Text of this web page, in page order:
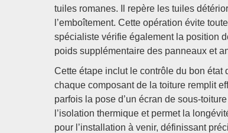
tuiles romanes. Il repère les tuiles
l’emboîtement. Cette opération évite
spécialiste vérifie également la position
poids supplémentaire des panneaux et
Cette étape inclut le contrôle du bon état
chaque composant de la toiture remplit
parfois la pose d’un écran de sous-
l’isolation thermique et permet la
pour l’installation à venir, définissant